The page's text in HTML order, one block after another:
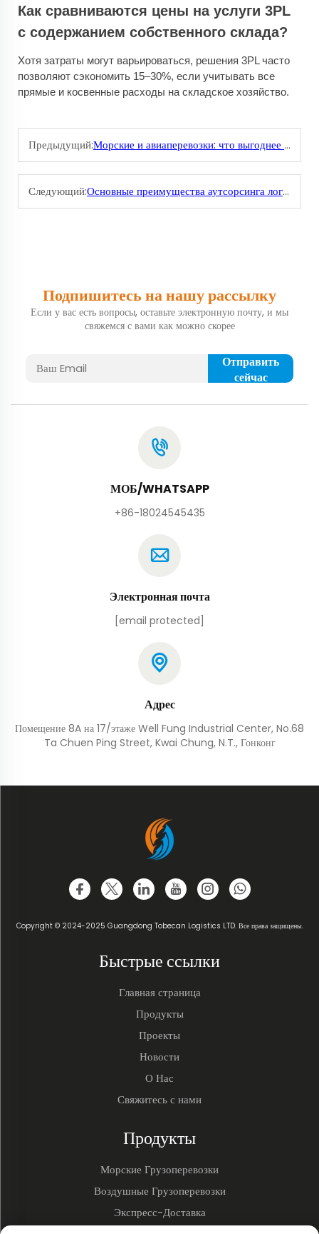
Как сравниваются цены на услуги 3PL
с содержанием собственного склада?
Хотя затраты могут варьироваться, решения 3PL часто
позволяют сэкономить 15–30%, если учитывать все
прямые и косвенные расходы на складское хозяйство.
Предыдущий:Морские и авиаперевозки: что выгоднее для вас?
Следующий:Основные преимущества аутсорсинга логистики 3PL-партнеру и партнеру по хранению
Подпишитесь на нашу рассылку
Если у вас есть вопросы, оставьте электронную почту, и мы
свяжемся с вами как можно скорее
Отправить
сейчас
МОБ/WHATSAPP
+86-18024545435
Электронная почта
[email protected]
Адрес
Помещение 8A на 17/этаже Well Fung Industrial Center, No.68
Ta Chuen Ping Street, Kwai Chung, N.T., Гонконг
Copyright © 2024-2025 Guangdong Tobecan Logistics LTD. Все права защищены.
Быстрые ссылки
Главная страница
Продукты
Проекты
Новости
О Нас
Свяжитесь с нами
Продукты
Морские Грузоперевозки
Воздушные Грузоперевозки
Экспресс-Доставка